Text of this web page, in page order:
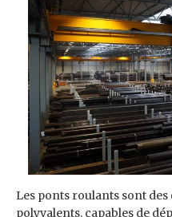
‍Les ponts roulants sont
polyvalents, capables de